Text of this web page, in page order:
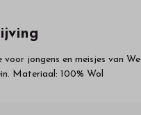
voor jongens en meisjes van
Materiaal: 100% Wol